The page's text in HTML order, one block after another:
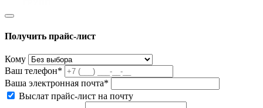
Получить прайс-лист
Кому
Ваш телефон*
Ваша электронная почта*
Выслат прайс-лист на почту